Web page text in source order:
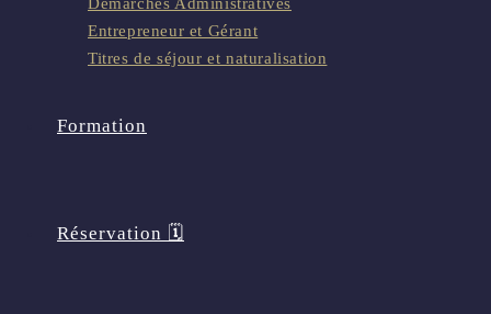
Entrepreneur et Gérant
Titres de séjour et naturalisation
Formation
Réservation 🗓️